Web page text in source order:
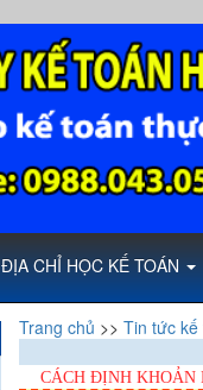
ĐỊA CHỈ HỌC KẾ TOÁN
Trang chủ >> Tin tức kế
CÁCH ĐỊNH KHOẢN